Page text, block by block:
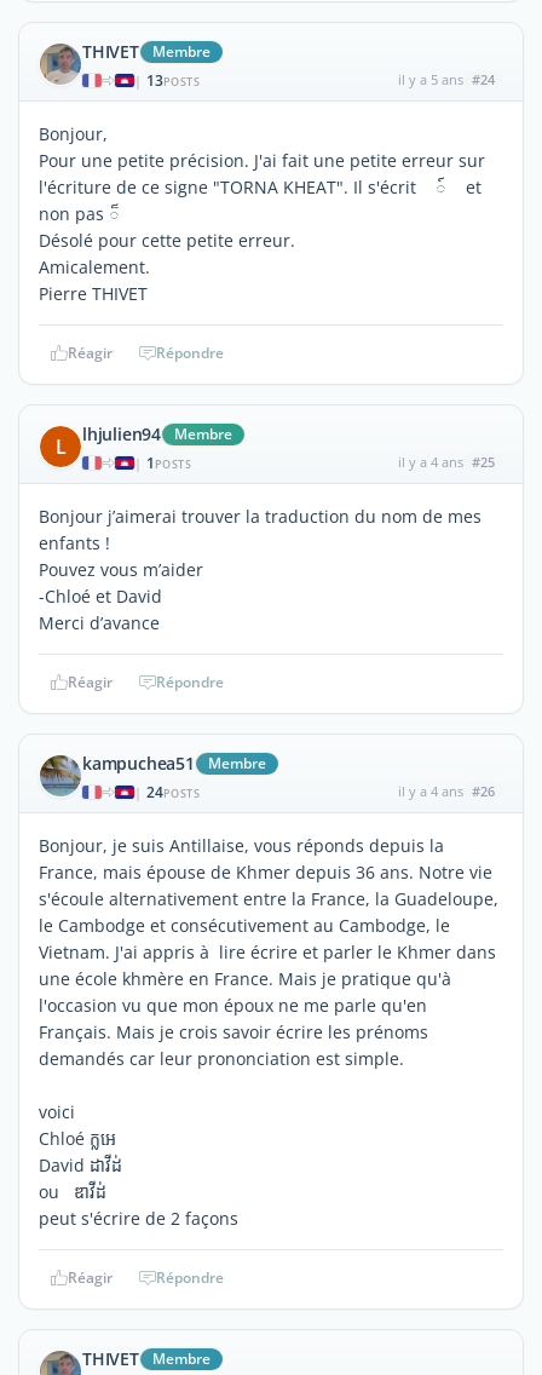
THIVET Membre
| 13POSTS il y a 5 ans #24
Bonjour,
Pour une petite précision. J'ai fait une petite erreur sur
l'écriture de ce signe "TORNA KHEAT". Il s'écrit ៍ et
non pas ៏
Désolé pour cette petite erreur.
Amicalement.
Pierre THIVET
Réagir Répondre
L lhjulien94 Membre
| 1 POSTS il y a 4 ans #25
Bonjour j’aimerai trouver la traduction du nom de mes
enfants !
Pouvez vous m’aider
-Chloé et David
Merci d’avance
Réagir Répondre
kampuchea51 Membre
| 24POSTS il y a 4 ans #26
Bonjour, je suis Antillaise, vous réponds depuis la
France, mais épouse de Khmer depuis 36 ans. Notre vie
s'écoule alternativement entre la France, la Guadeloupe,
le Cambodge et consécutivement au Cambodge, le
Vietnam. J'ai appris à lire écrire et parler le Khmer dans
une école khmère en France. Mais je pratique qu'à
l'occasion vu que mon époux ne me parle qu'en
Français. Mais je crois savoir écrire les prénoms
demandés car leur prononciation est simple.
voici
Chloé ក្លអេ
David ដាវីដ់
ou ​​ ឌាវីដ់
peut s'écrire de 2 façons
Réagir Répondre
THIVET Membre